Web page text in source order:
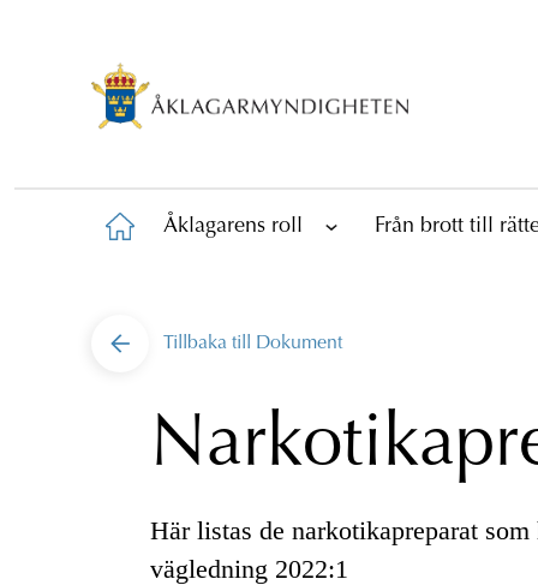
Åklagarens roll Från brott till
Tillbaka till Dokument
Här listas de narkotikapreparat
vägledning 2022:1